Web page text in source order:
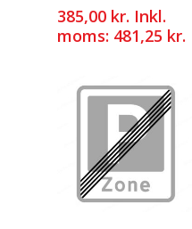
385,00 kr. Inkl.
moms: 481,25 kr.